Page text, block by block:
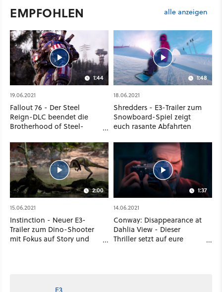
EMPFOHLEN alle anzeigen
1:44
19.06.2021
Fallout 76 - Der Steel
Reign-DLC beendet die
Brotherhood of Steel-
1:48
18.06.2021
Shredders - E3-Trailer zum
Snowboard-Spiel zeigt
euch rasante Abfahrten
2:00
15.06.2021
Instinction - Neuer E3-
Trailer zum Dino-Shooter
mit Fokus auf Story und
1:37
14.06.2021
Conway: Disappearance at
Dahlia View - Dieser
Thriller setzt auf eure
E3